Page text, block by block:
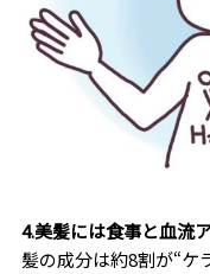
4.美髪には食事と血流
髪の成分は約8割が“ケ